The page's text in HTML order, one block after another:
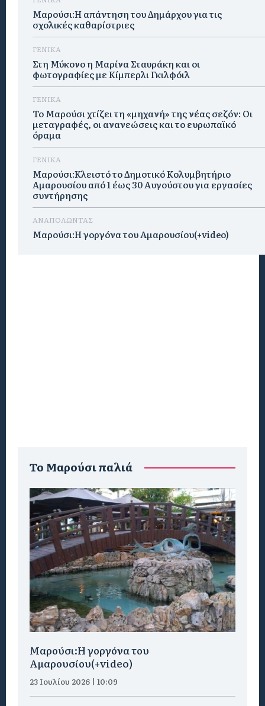
Μαρούσι:Η απάντηση του Δημάρχου για τις
σχολικές καθαρίστριες
ΓΕΝΙΚΑ
Στη Μύκονο η Μαρίνα Σταυράκη και οι
φωτογραφίες με Κίμπερλι Γκιλφόιλ
ΓΕΝΙΚΑ
Το Μαρούσι χτίζει τη «μηχανή» της νέας σεζόν: Οι
μεταγραφές, οι ανανεώσεις και το ευρωπαϊκό
όραμα
ΓΕΝΙΚΑ
Μαρούσι:Κλειστό το Δημοτικό Κολυμβητήριο
Αμαρουσίου από 1 έως 30 Αυγούστου για εργασίες
συντήρησης
ΑΝΑΠΟΛΩΝΤΑΣ
Μαρούσι:H γοργόνα του Αμαρουσίου(+video)
To Μαρούσι παλιά
Μαρούσι:H γοργόνα του
Αμαρουσίου(+video)
23 Ιουλίου 2026 | 10:09